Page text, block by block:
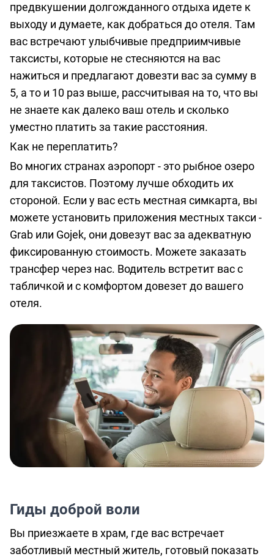
предвкушении долгожданного отдыха идете к
выходу и думаете, как добраться до отеля. Там
вас встречают улыбчивые предприимчивые
таксисты, которые не стесняются на вас
нажиться и предлагают довезти вас за сумму в
5, а то и 10 раз выше, рассчитывая на то, что вы
не знаете как далеко ваш отель и сколько
уместно платить за такие расстояния.
Как не переплатить?
Во многих странах аэропорт - это рыбное озеро
для таксистов. Поэтому лучше обходить их
стороной. Если у вас есть местная симкарта, вы
можете установить приложения местных такси -
Grab или Gojek, они довезут вас за адекватную
фиксированную стоимость. Можете заказать
трансфер через нас. Водитель встретит вас с
табличкой и с комфортом довезет до вашего
отеля.
Гиды доброй воли
Вы приезжаете в храм, где вас встречает
заботливый местный житель, готовый показать